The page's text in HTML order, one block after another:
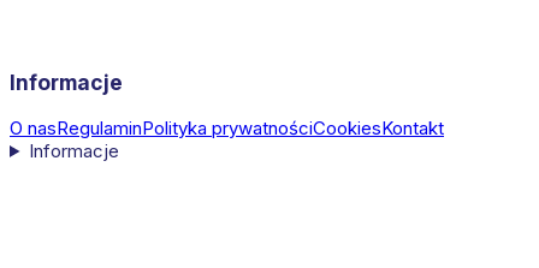
Informacje
O nasRegulaminPolityka prywatnościCookiesKontakt
Informacje